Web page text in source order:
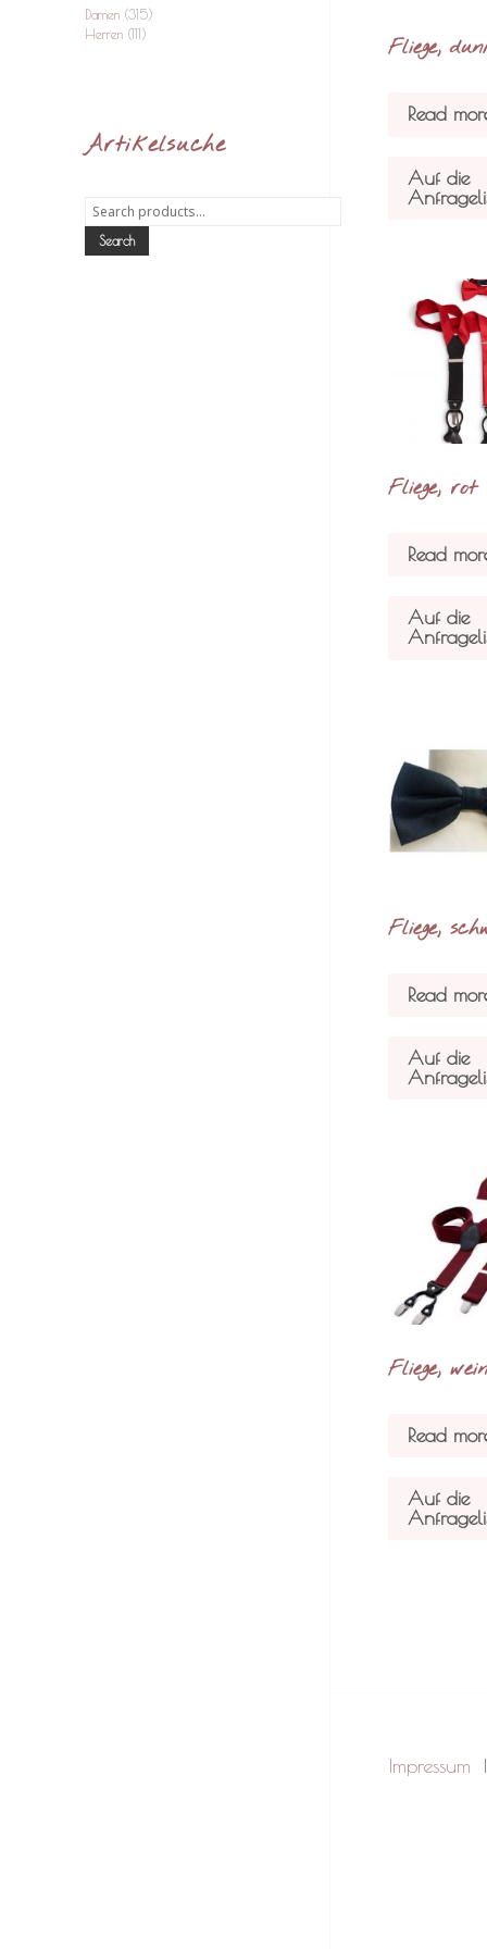
Damen (315)
Herren (111)
Artikelsuche
Search
for:
Search
Fliege,
Read
Auf die
Fliege, rot
Read
Auf die
Fliege,
Read
Auf die
Fliege,
Read
Auf die
Impressum